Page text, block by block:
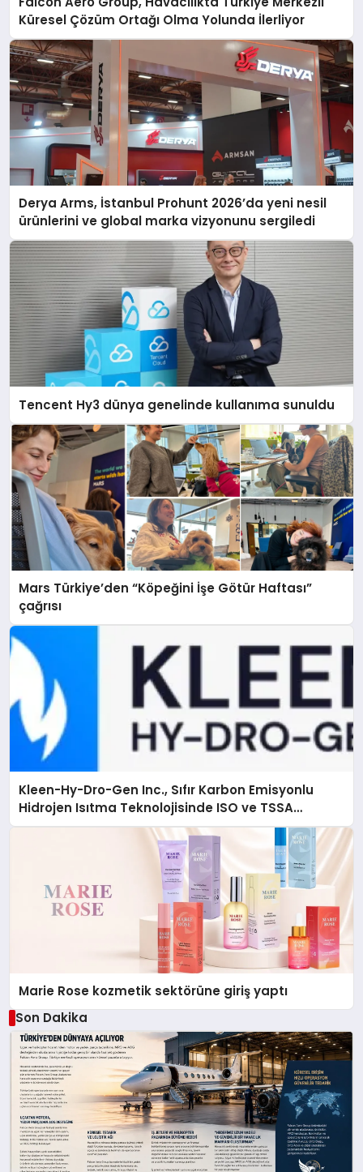
Küresel Çözüm Ortağı Olma Yolunda İlerliyor
Derya Arms, İstanbul Prohunt 2026’da yeni nesil
ürünlerini ve global marka vizyonunu sergiledi
Tencent Hy3 dünya genelinde kullanıma sunuldu
Mars Türkiye’den “Köpeğini İşe Götür Haftası”
çağrısı
Kleen-Hy-Dro-Gen Inc., Sıfır Karbon Emisyonlu
Hidrojen Isıtma Teknolojisinde ISO ve TSSA
Düzenleyici Onaylarını Aldı
Marie Rose kozmetik sektörüne giriş yaptı
Son Dakika